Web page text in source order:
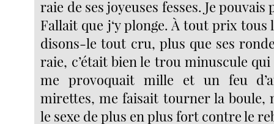
raie de ses joyeuses fesses. Je pouvais
Fallait que j‘y plonge. À tout prix tous
disons-le tout cru, plus que ses
raie, c’était bien le trou minuscule qui
me provoquait mille et un feu
mirettes, me faisait tourner la boule,
le sexe de plus en plus fort contre le